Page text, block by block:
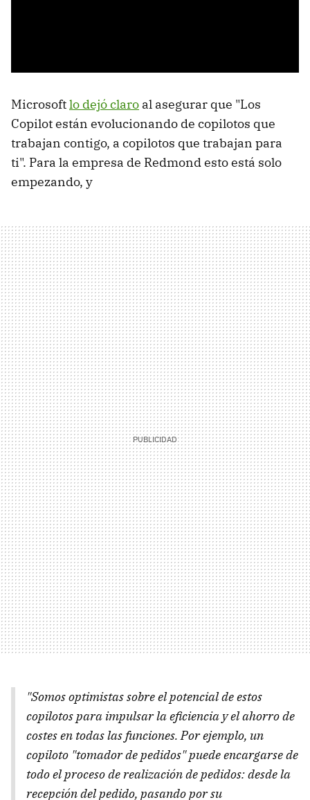
Microsoftlo dejó claro al asegurar que "Los
Copilot están evolucionando de copilotos que
trabajan contigo, a copilotos que trabajan para
ti". Para la empresa de Redmond esto está solo
empezando, y
"Somos optimistas sobre el potencial de estos
copilotos para impulsar la eficiencia y el ahorro de
costes en todas las funciones. Por ejemplo, un
copiloto "tomador de pedidos" puede encargarse de
todo el proceso de realización de pedidos: desde la
recepción del pedido, pasando por su